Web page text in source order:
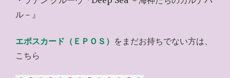
ル－』
エポスカード（ＥＰＯＳ） をまだお持ちでない方は、
こちら